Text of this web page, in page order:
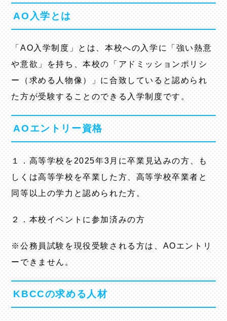
AO入学とは
「AO入学制度」とは、本校への入学に「強い熱意
や意欲」を持ち、本校の「アドミッションポリシ
ー（求める人物像）」に合致していると認められ
た方が受験することのできる入学制度です。
AOエントリー資格
１．高等学校を2025年3月に卒業見込みの方、も
しくは高等学校を卒業した方、高等学校卒業者と
同等以上の学力と認められた方。
２．本校イベントに参加済みの方
※公務員試験を現役受験される方は、AOエントリ
ーできません。
KBCCの求める人材